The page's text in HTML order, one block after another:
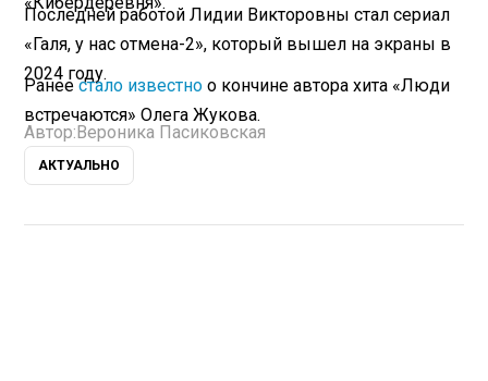
Последней работой Лидии Викторовны стал сериал
«Галя, у нас отмена-2», который вышел на экраны в
2024 году.
Ранеестало известно о кончине автора хита «Люди
встречаются» Олега Жукова.
Автор: Вероника Пасиковская
АКТУАЛЬНО